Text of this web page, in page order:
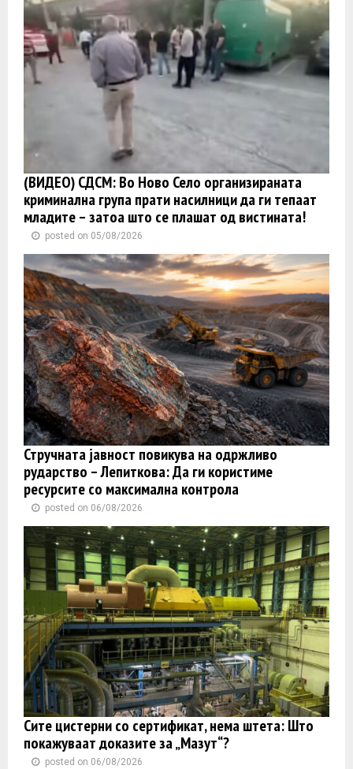
(ВИДЕО) СДСМ: Во Ново Село организираната
криминална група прати насилници да ги тепаат
младите – затоа што се плашат од вистината!
posted on 05/08/2026
Стручната јавност повикува на одржливо
рударство – Лепиткова: Да ги користиме
ресурсите со максимална контрола
posted on 06/08/2026
Сите цистерни со сертификат, нема штета: Што
покажуваат доказите за „Мазут“?
posted on 06/08/2026